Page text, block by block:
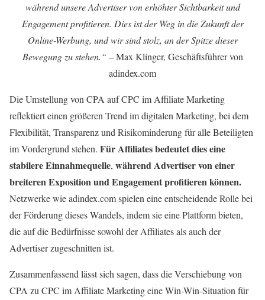
während unsere Advertiser von erhöhter Sichtbarkeit und
Engagement profitieren. Dies ist der Weg in die Zukunft der
Online-Werbung, und wir sind stolz, an der Spitze dieser
Bewegung zu stehen.“ – Max Klinger, Geschäftsführer von
adindex.com
Die Umstellung von CPA auf CPC im Affiliate Marketing
reflektiert einen größeren Trend im digitalen Marketing, bei dem
Flexibilität, Transparenz und Risikominderung für alle Beteiligten
im Vordergrund stehen. Für Affiliates bedeutet dies eine
stabilere Einnahmequelle, während Advertiser von einer
breiteren Exposition und Engagement profitieren können.
Netzwerke wie adindex.com spielen eine entscheidende Rolle bei
der Förderung dieses Wandels, indem sie eine Plattform bieten,
die auf die Bedürfnisse sowohl der Affiliates als auch der
Advertiser zugeschnitten ist.
Zusammenfassend lässt sich sagen, dass die Verschiebung von
CPA zu CPC im Affiliate Marketing eine Win-Win-Situation für